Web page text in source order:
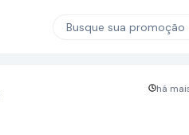
Busque sua promoção
há